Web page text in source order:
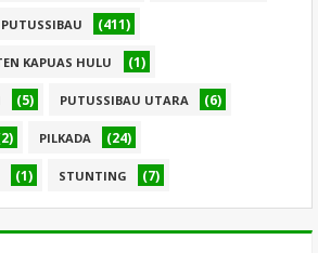
PUTUSSIBAU (411)
KAPUAS HULU (1)
(5) PUTUSSIBAU UTARA (6)
PILKADA (24)
(1) STUNTING (7)